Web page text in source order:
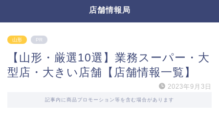
店舗情報局
山形 PR
【山形・厳選10選】業務スーパー・大
型店・大きい店舗【店舗情報一覧】
2023年9月3日
記事内に商品プロモーション等を含む場合があります